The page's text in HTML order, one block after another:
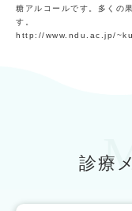
糖アルコールです。多くの
す。
http://www.ndu.ac.jp/
診療